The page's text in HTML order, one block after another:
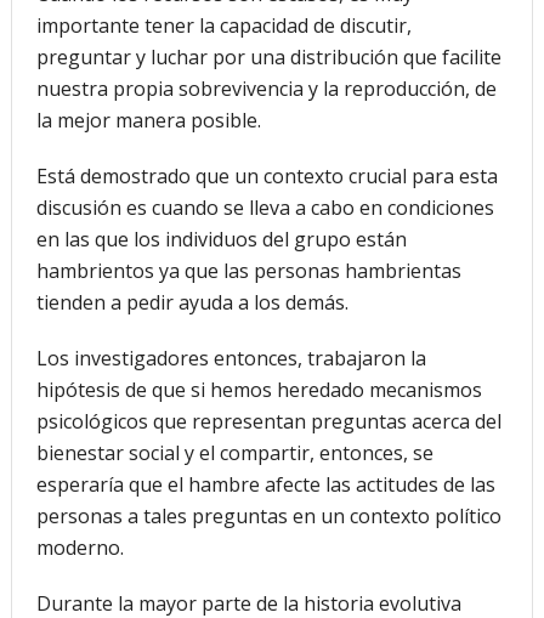
importante tener la capacidad de discutir,
preguntar y luchar por una distribución que facilite
nuestra propia sobrevivencia y la reproducción, de
la mejor manera posible.
Está demostrado que un contexto crucial para esta
discusión es cuando se lleva a cabo en condiciones
en las que los individuos del grupo están
hambrientos ya que las personas hambrientas
tienden a pedir ayuda a los demás.
Los investigadores entonces, trabajaron la
hipótesis de que si hemos heredado mecanismos
psicológicos que representan preguntas acerca del
bienestar social y el compartir, entonces, se
esperaría que el hambre afecte las actitudes de las
personas a tales preguntas en un contexto político
moderno.
Durante la mayor parte de la historia evolutiva